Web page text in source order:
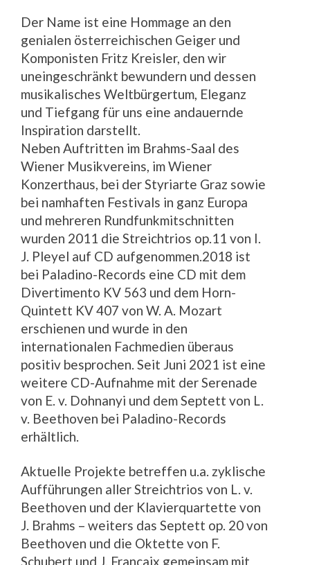
Der Name ist eine Hommage an den
genialen österreichischen Geiger und
Komponisten Fritz Kreisler, den wir
uneingeschränkt bewundern und dessen
musikalisches Weltbürgertum, Eleganz
und Tiefgang für uns eine andauernde
Inspiration darstellt.
Neben Auftritten im Brahms-Saal des
Wiener Musikvereins, im Wiener
Konzerthaus, bei der Styriarte Graz sowie
bei namhaften Festivals in ganz Europa
und mehreren Rundfunkmitschnitten
wurden 2011 die Streichtrios op.11 von I.
J. Pleyel auf CD aufgenommen.2018 ist
bei Paladino-Records eine CD mit dem
Divertimento KV 563 und dem Horn-
Quintett KV 407 von W. A. Mozart
erschienen und wurde in den
internationalen Fachmedien überaus
positiv besprochen. Seit Juni 2021 ist eine
weitere CD-Aufnahme mit der Serenade
von E. v. Dohnanyi und dem Septett von L.
v. Beethoven bei Paladino-Records
erhältlich.
Aktuelle Projekte betreffen u.a. zyklische
Aufführungen aller Streichtrios von L. v.
Beethoven und der Klavierquartette von
J. Brahms – weiters das Septett op. 20 von
Beethoven und die Oktette von F.
Schubert und J. Francaix gemeinsam mit